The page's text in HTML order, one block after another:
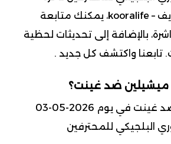
قدم. عبر كوورة لايف – kooralife، يمكنك متابعة
بالإضافة إلى تحديثات لحظية
تابعنا واكتشف كل جديد .
ميشيلين ضد غينت؟
مباراة ميشيلين ضد غينت في يوم 2026-05-03
البلجيكي للمحترفين